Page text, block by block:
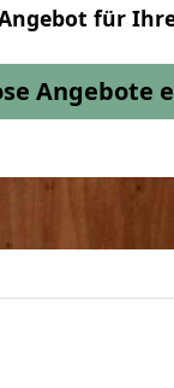
für
Angebote